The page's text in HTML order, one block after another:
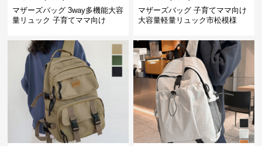
マザーズバッグ 3way多機能大容
量リュック 子育てママ向け
マザーズバッグ 子育てママ向け
大容量軽量リュック市松模様